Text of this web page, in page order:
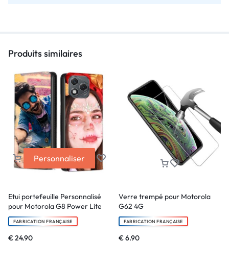
Produits similaires
Personnaliser
Etui portefeuille Personnalisé
pour Motorola G8 Power Lite
FABRICATION FRANÇAISE
€24.90
Verre trempé pour Motorola
G62 4G
FABRICATION FRANÇAISE
€6.90